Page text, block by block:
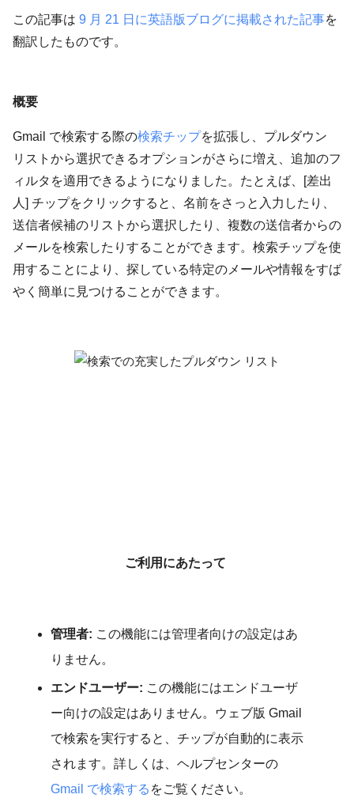
この記事は 9 月 21 日に英語版ブログに掲載された記事を
翻訳したものです。
概要
Gmail で検索する際の検索チップを拡張し、プルダウン
リストから選択できるオプションがさらに増え、追加のフ
ィルタを適用できるようになりました。たとえば、[差出
人] チップをクリックすると、名前をさっと入力したり、
送信者候補のリストから選択したり、複数の送信者からの
メールを検索したりすることができます。検索チップを使
用することにより、探している特定のメールや情報をすば
やく簡単に見つけることができます。
ご利用にあたって
管理者: この機能には管理者向けの設定はあ
りません。
エンドユーザー: この機能にはエンドユーザ
ー向けの設定はありません。ウェブ版 Gmail
で検索を実行すると、チップが自動的に表示
されます。詳しくは、ヘルプセンターの
Gmail で検索する をご覧ください。